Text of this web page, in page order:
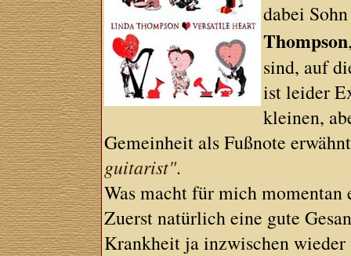
dabei
Thompson
sind, auf
ist leider
kleinen,
Gemeinheit als Fußnote
guitarist".
Was macht für mich
Zuerst natürlich eine gute
Krankheit ja inzwischen wieder